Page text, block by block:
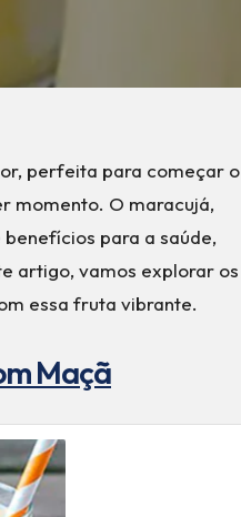
perfeita para começar o
momento. O maracujá,
para a saúde,
artigo, vamos explorar os
essa fruta vibrante.
Maçã